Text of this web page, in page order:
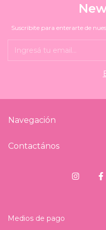
Suscribite para enterarte de
Navegación
Contactános
Medios de pago